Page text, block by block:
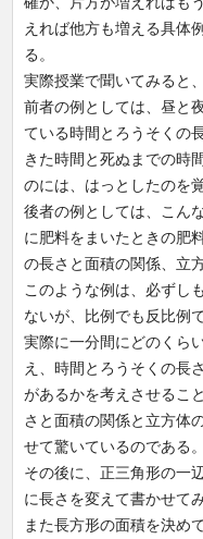
えれば他方も増える具体
る。
実際授業で聞いてみると
前者の例としては、昼と
ている時間とろうそくの
きた時間と死ぬまでの時
のには、はっとしたのを
後者の例としては、こん
に肥料をまいたときの肥
の長さと面積の関係、立
このような例は、必ずし
ないが、比例でも反比例
実際に一分間にどのくら
え、時間とろうそくの長
があるかを考えさせるこ
さと面積の関係と立方体
せて驚いているのである。
その後に、正三角形の一
に長さを変えて書かせてみ
また長方形の面積を決め